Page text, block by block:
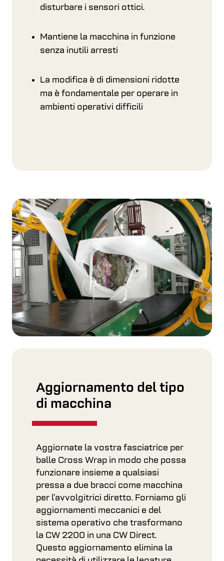
disturbare i sensori ottici.
Mantiene la macchina in funzione
senza inutili arresti
La modifica è di dimensioni ridotte
ma è fondamentale per operare in
ambienti operativi difficili
Aggiornamento del tipo
di macchina
Aggiornate la vostra fasciatrice per
balle Cross Wrap in modo che possa
funzionare insieme a qualsiasi
pressa a due bracci come macchina
per l’avvolgitrici diretto. Forniamo gli
aggiornamenti meccanici e del
sistema operativo che trasformano
la CW 2200 in una CW Direct.
Questo aggiornamento elimina la